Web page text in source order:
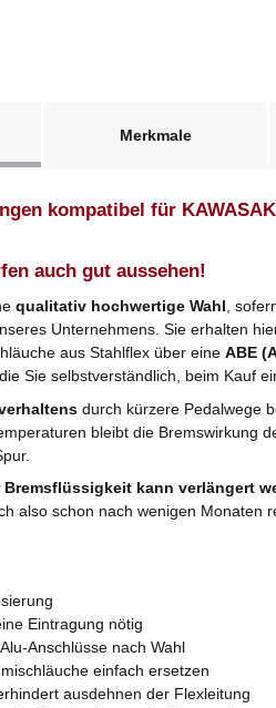
Merkmale
kompatibel für
auch gut aussehen!
qualitativ hochwertige Wahl ,
Unternehmens. Sie erhalten
aus Stahlflex über eine ABE
Sie selbstverständlich, beim Kauf
durch kürzere Pedalwege
bleibt die Bremswirkung
kann verlängert
also schon nach wenigen
Eintragung nötig
Anschlüsse nach Wahl
einfach ersetzen
ausdehnen der Flexleitung